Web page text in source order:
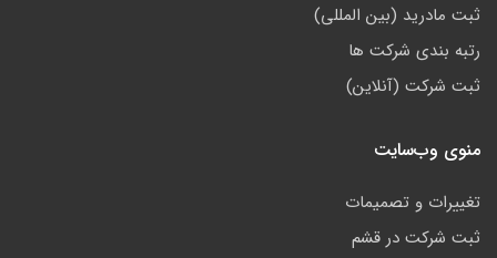
ثبت مادرید (بین المللی)
رتبه بندی شرکت ها
ثبت شرکت (آنلاین)
منوی وب‌سایت
تغییرات و تصمیمات
ثبت شرکت در قشم